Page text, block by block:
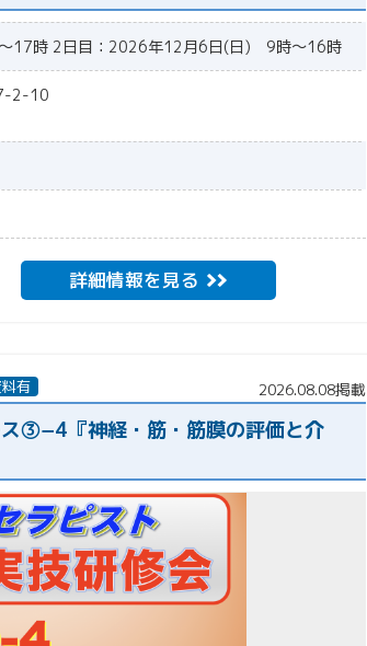
17時 2日目：2026年12月6日(日) 9時～16時
2-10
詳細情報を見る
有 2026.08.08掲載
ス③−4『神経・筋・筋膜の評価と介